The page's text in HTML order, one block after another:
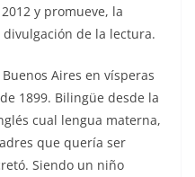
y promueve, la
de la lectura.
Aires en vísperas
1899. Bilingüe desde la
cual lengua materna,
que quería ser
Siendo un niño